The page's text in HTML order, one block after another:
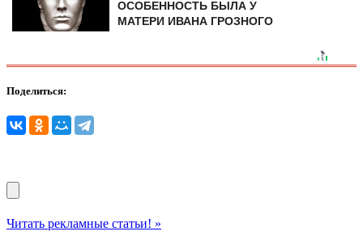
ОСОБЕННОСТЬ БЫЛА У
МАТЕРИ ИВАНА ГРОЗНОГО
Поделиться:
Читать рекламные статьи! »